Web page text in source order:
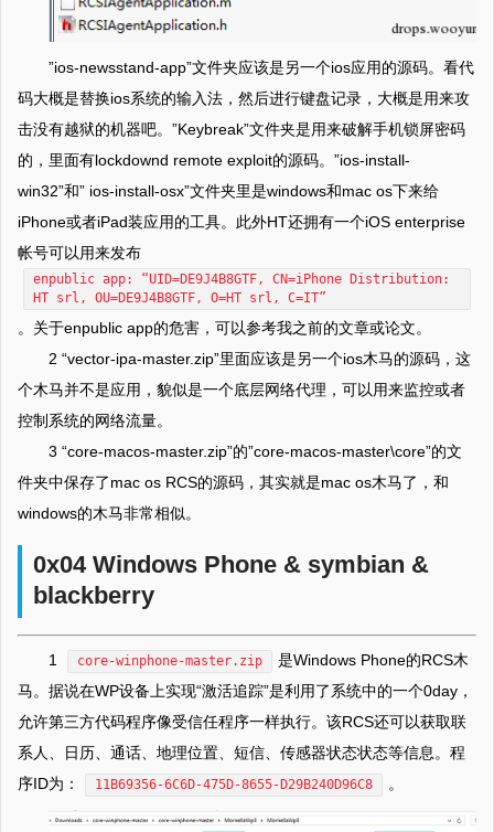
”ios-newsstand-app”文件夹应该是另一个ios应用的源码。看代
码大概是替换ios系统的输入法，然后进行键盘记录，大概是用来攻
击没有越狱的机器吧。”Keybreak”文件夹是用来破解手机锁屏密码
的，里面有lockdownd remote exploit的源码。”ios-install-
win32”和” ios-install-osx”文件夹里是windows和mac os下来给
iPhone或者iPad装应用的工具。此外HT还拥有一个iOS enterprise
帐号可以用来发布
enpublic app: “UID=DE9J4B8GTF, CN=iPhone Distribution:
HT srl, OU=DE9J4B8GTF, O=HT srl, C=IT”
。关于enpublic app的危害，可以参考我之前的文章或论文。
2 “vector-ipa-master.zip”里面应该是另一个ios木马的源码，这
个木马并不是应用，貌似是一个底层网络代理，可以用来监控或者
控制系统的网络流量。
3 “core-macos-master.zip”的”core-macos-master\core”的文
件夹中保存了mac os RCS的源码，其实就是mac os木马了，和
windows的木马非常相似。
0x04 Windows Phone & symbian &
blackberry
1 core-winphone-master.zip
是Windows Phone的RCS木
马。据说在WP设备上实现“激活追踪”是利用了系统中的一个0day，
允许第三方代码程序像受信任程序一样执行。该RCS还可以获取联
系人、日历、通话、地理位置、短信、传感器状态状态等信息。程
序ID为：
11B69356-6C6D-475D-8655-D29B240D96C8 。